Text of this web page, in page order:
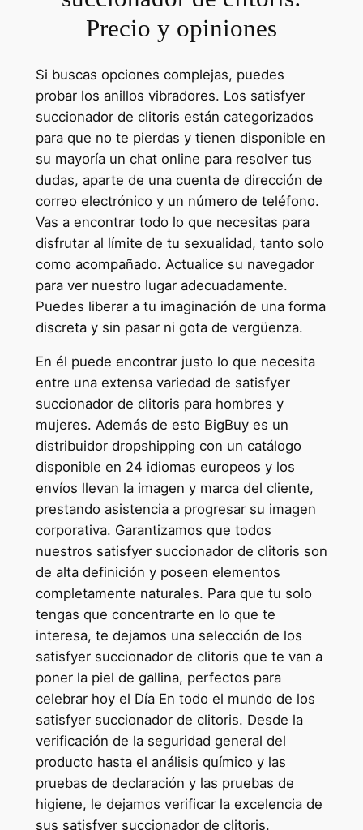
Precio y opiniones
Si buscas opciones complejas, puedes
probar los anillos vibradores. Los satisfyer
succionador de clitoris están categorizados
para que no te pierdas y tienen disponible en
su mayoría un chat online para resolver tus
dudas, aparte de una cuenta de dirección de
correo electrónico y un número de teléfono.
Vas a encontrar todo lo que necesitas para
disfrutar al límite de tu sexualidad, tanto solo
como acompañado. Actualice su navegador
para ver nuestro lugar adecuadamente.
Puedes liberar a tu imaginación de una forma
discreta y sin pasar ni gota de vergüenza.
En él puede encontrar justo lo que necesita
entre una extensa variedad de satisfyer
succionador de clitoris para hombres y
mujeres. Además de esto BigBuy es un
distribuidor dropshipping con un catálogo
disponible en 24 idiomas europeos y los
envíos llevan la imagen y marca del cliente,
prestando asistencia a progresar su imagen
corporativa. Garantizamos que todos
nuestros satisfyer succionador de clitoris son
de alta definición y poseen elementos
completamente naturales. Para que tu solo
tengas que concentrarte en lo que te
interesa, te dejamos una selección de los
satisfyer succionador de clitoris que te van a
poner la piel de gallina, perfectos para
celebrar hoy el Día En todo el mundo de los
satisfyer succionador de clitoris. Desde la
verificación de la seguridad general del
producto hasta el análisis químico y las
pruebas de declaración y las pruebas de
higiene, le dejamos verificar la excelencia de
sus satisfyer succionador de clitoris.